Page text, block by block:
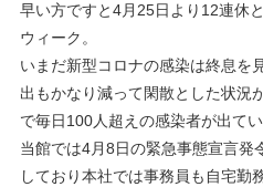
早い方ですと4月25日より12連休
ウィーク。
いまだ新型コロナの感染は終息を
出もかなり減って閑散とした状況
で毎日100人超えの感染者が出てい
当館では4月8日の緊急事態宣言発
しており本社では事務員も自宅勤